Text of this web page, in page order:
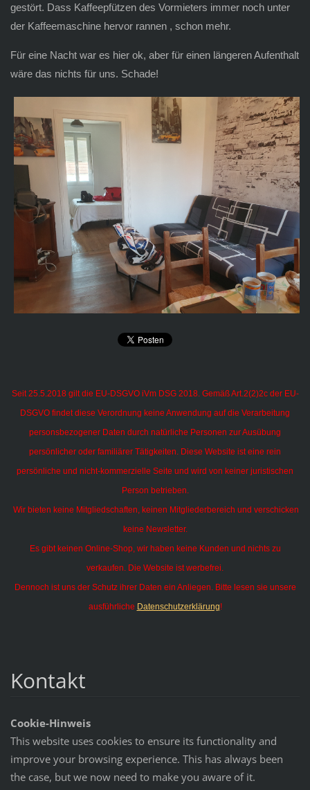
gestört. Dass Kaffeepfützen des Vormieters immer noch unter
der Kaffeemaschine hervor rannen , schon mehr.
Für eine Nacht war es hier ok, aber für einen längeren Aufenthalt
wäre das nichts für uns. Schade!
Seit 25.5.2018 gilt die EU-DSGVO iVm DSG 2018. Gemäß Art.2(2)2c der EU-
DSGVO findet diese Verordnung keine Anwendung auf die Verarbeitung
personsbezogener Daten durch natürliche Personen zur Ausübung
persönlicher oder familiärer Tätigkeiten. Diese Website ist eine rein
persönliche und nicht-kommerzielle Seite und wird von keiner juristischen
Person betrieben.
Wir bieten keine Mitgliedschaften, keinen Mitgliederbereich und verschicken
keine Newsletter.
Es gibt keinen Online-Shop, wir haben keine Kunden und nichts zu
verkaufen. Die Website ist werbefrei.
Dennoch ist uns der Schutz ihrer Daten ein Anliegen. Bitte lesen sie unsere
ausführliche Datenschutzerklärung!
Kontakt
Cookie-Hinweis
This website uses cookies to ensure its functionality and
improve your browsing experience. This has always been
the case, but we now need to make you aware of it.